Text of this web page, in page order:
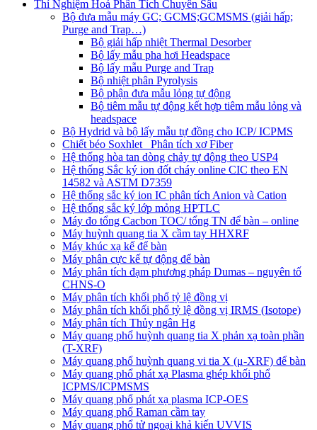
Thí Nghiệm Hoá Phân Tích Chuyên Sâu
Bộ đưa mẫu máy GC; GCMS;GCMSMS (giải hấp;
Purge and Trap…)
Bộ giải hấp nhiệt Thermal Desorber
Bộ lấy mẫu pha hơi Headspace
Bộ lấy mẫu Purge and Trap
Bộ nhiệt phân Pyrolysis
Bộ phận đưa mẫu lỏng tự động
Bộ tiêm mẫu tự động kết hợp tiêm mẫu lỏng và
headspace
Bộ Hydrid và bộ lấy mẫu tự đồng cho ICP/ ICPMS
Chiết béo Soxhlet_ Phân tích xơ Fiber
Hệ thống hòa tan dòng chảy tự động theo USP4
Hệ thống Sắc ký ion đốt cháy online CIC theo EN
14582 và ASTM D7359
Hệ thống sắc ký ion IC phân tích Anion và Cation
Hệ thống sắc ký lớp mỏng HPTLC
Máy đo tổng Cacbon TOC/ tổng TN để bàn – online
Máy huỳnh quang tia X cầm tay HHXRF
Máy khúc xạ kế để bàn
Máy phân cực kế tự động để bàn
Máy phân tích đạm phương pháp Dumas – nguyên tố
CHNS-O
Máy phân tích khối phổ tỷ lệ đồng vị
Máy phân tích khối phổ tỷ lệ đồng vị IRMS (Isotope)
Máy phân tích Thủy ngân Hg
Máy quang phổ huỳnh quang tia X phản xạ toàn phần
(T-XRF)
Máy quang phổ huỳnh quang vi tia X (μ-XRF) để bàn
Máy quang phổ phát xạ Plasma ghép khối phổ
ICPMS/ICPMSMS
Máy quang phổ phát xạ plasma ICP-OES
Máy quang phổ Raman cầm tay
Máy quang phổ tử ngoại khả kiến UVVIS